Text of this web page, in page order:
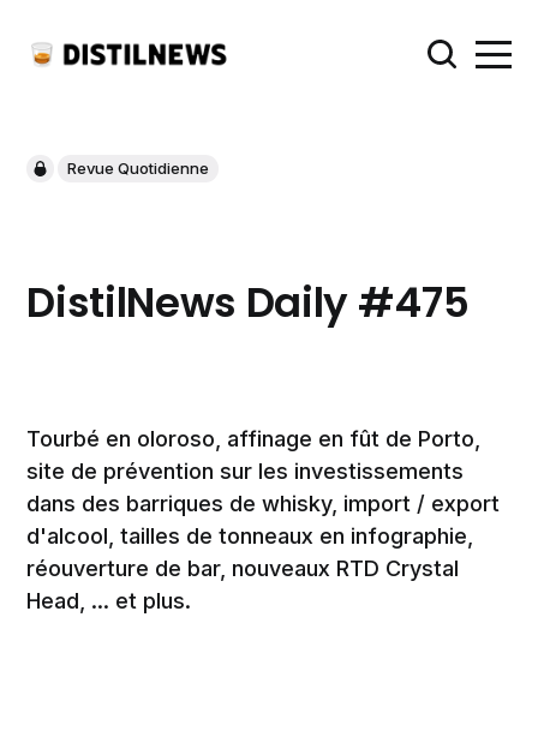
Revue Quotidienne
DistilNews Daily #475
Tourbé en oloroso, affinage en fût de Porto,
site de prévention sur les investissements
dans des barriques de whisky, import / export
d'alcool, tailles de tonneaux en infographie,
réouverture de bar, nouveaux RTD Crystal
Head, ... et plus.